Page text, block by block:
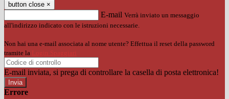
button close ×
E-mail Verrà inviato un messaggio
all'indirizzo indicato con le istruzioni necessarie.
Non hai una e-mail associata al nome utente? Effettua il reset della password
tramite la Login Spaggiari
E-mail inviata, si prega di controllare la casella di posta elettronica!
Errore